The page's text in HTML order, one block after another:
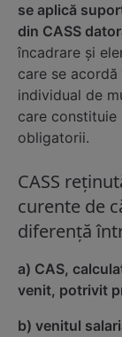
se aplică
din CASS
încadrare şi
care se
individual de
care
obligatorii.
CASS
curente de
diferenţă
a) CAS,
venit, potrivit
b) venitul